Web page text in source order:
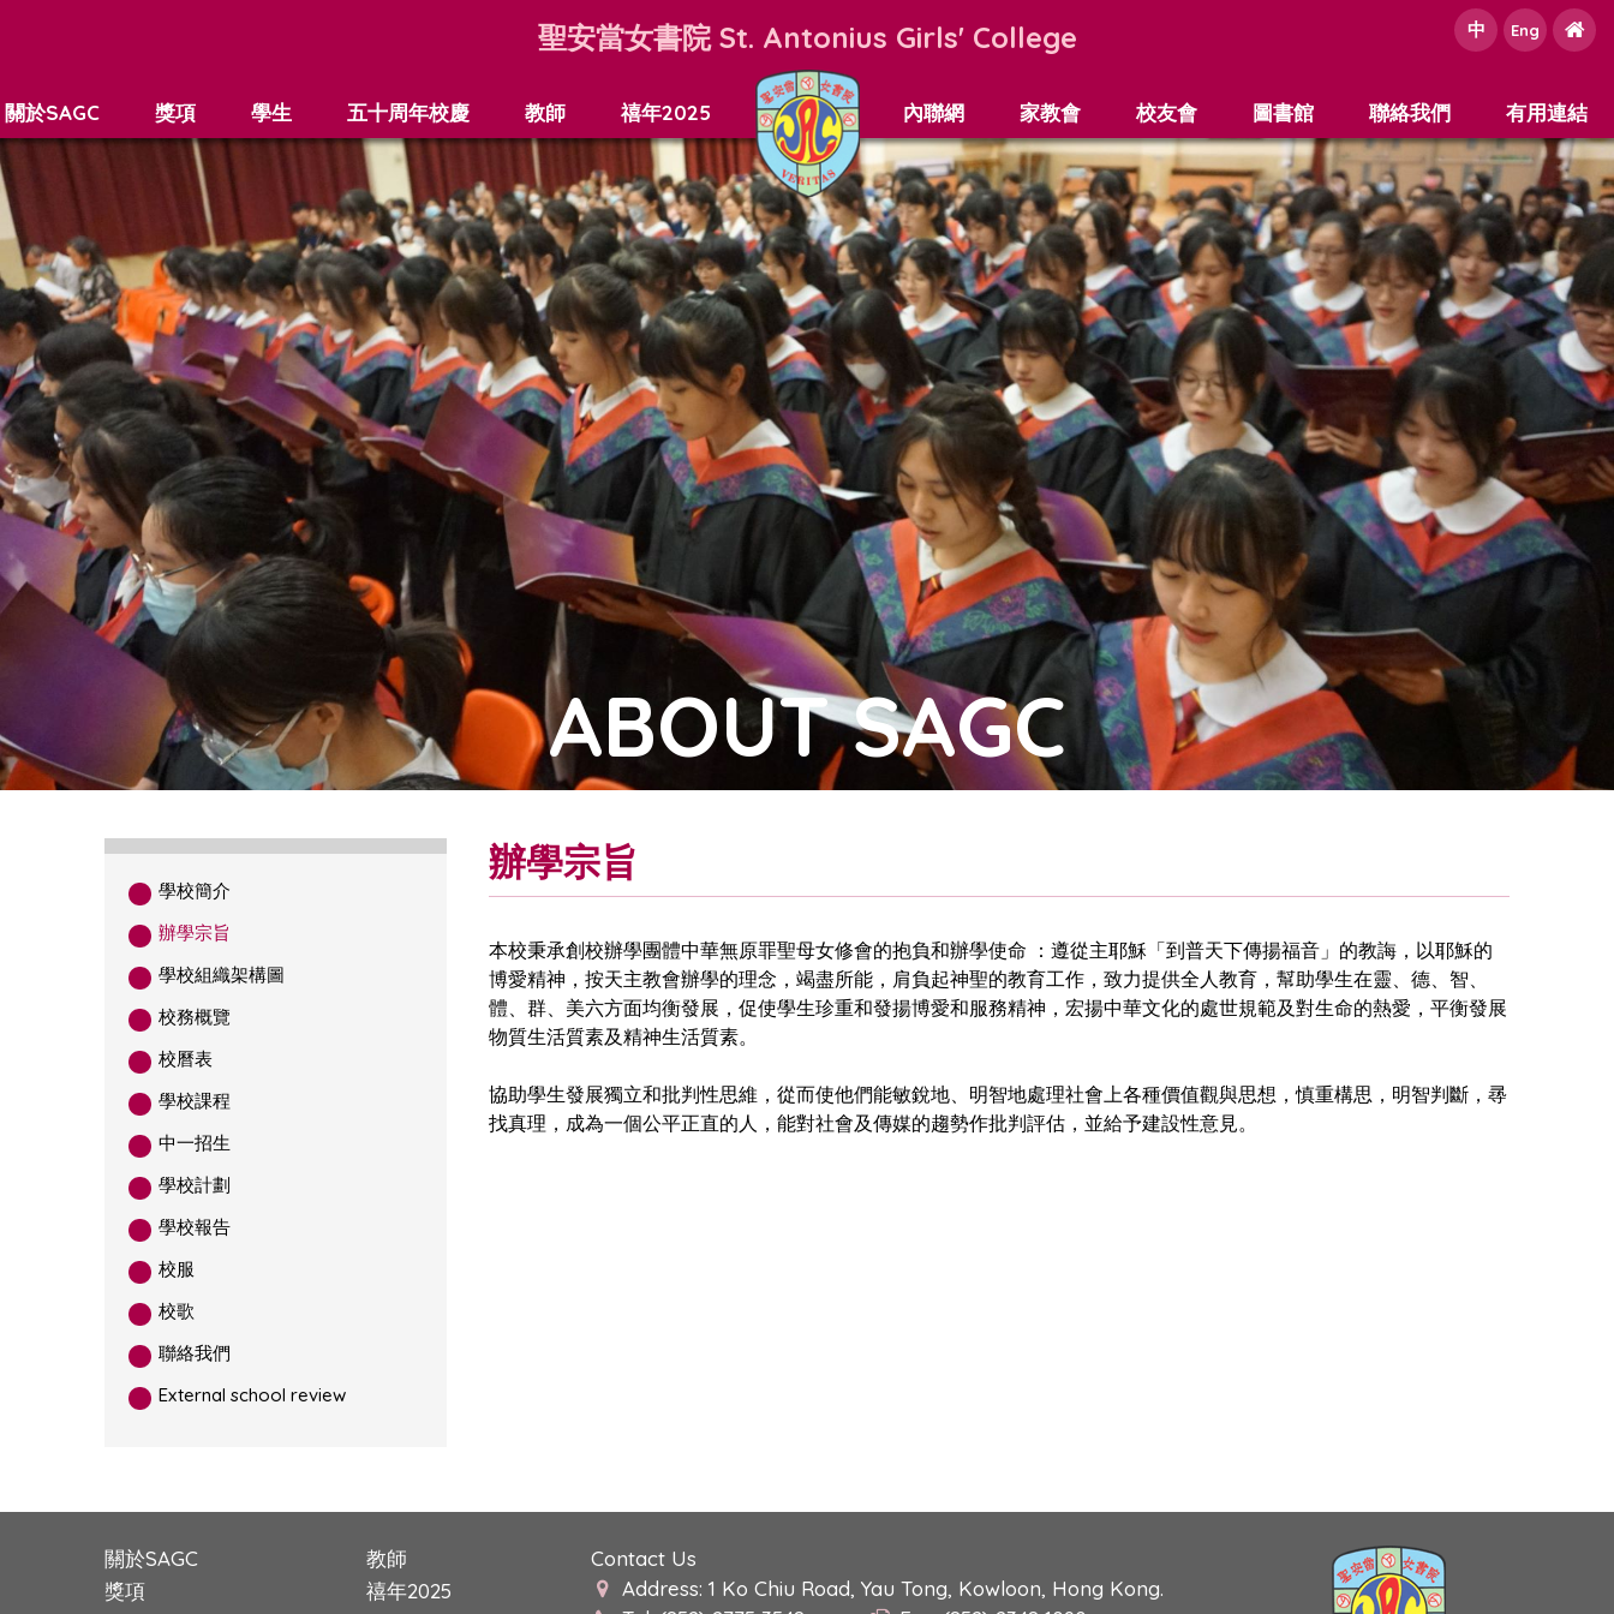
聖安當女書院 St. Antonius Girls' College 中 Eng
關於SAGC 獎項 學生 五十周年校慶 教師 禧年2025 內聯網 家教會 校友會 圖書館 聯絡我們 有用連結
ABOUT SAGC
學校簡介
辦學宗旨
學校組織架構圖
校務概覽
校曆表
學校課程
中一招生
學校計劃
學校報告
校服
校歌
聯絡我們
External school review
辦學宗旨
本校秉承創校辦學團體中華無原罪聖母女修會的抱負和辦學使命 ：遵從主耶穌「到普天下傳揚福音」的教誨，以耶穌的
博愛精神，按天主教會辦學的理念，竭盡所能，肩負起神聖的教育工作，致力提供全人教育，幫助學生在靈、德、智、
體、群、美六方面均衡發展，促使學生珍重和發揚博愛和服務精神，宏揚中華文化的處世規範及對生命的熱愛，平衡發展
物質生活質素及精神生活質素。
協助學生發展獨立和批判性思維，從而使他們能敏銳地、明智地處理社會上各種價值觀與思想，慎重構思，明智判斷，㝷
找真理，成為一個公平正直的人，能對社會及傳媒的趨勢作批判評估，並給予建設性意見。
關於SAGC
獎項
教師
禧年2025
Contact Us
Address: 1 Ko Chiu Road, Yau Tong, Kowloon, Hong Kong.